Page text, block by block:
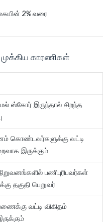
2% வரை
முக்கிய காரணிகள்
ஸ்கோர் இருந்தால் சிறந்த
கொண்டவர்களுக்கு வட்டி
இருக்கும்
பணிபுரிபவர்கள்
தகுதி பெறுவர்
வட்டி விகிதம்